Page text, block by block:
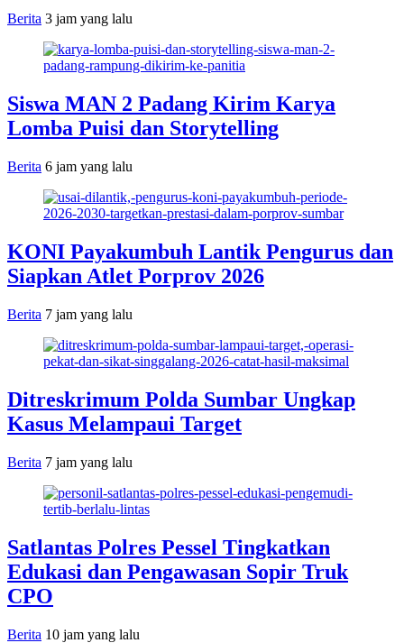
Berita 3 jam yang lalu
Siswa MAN 2 Padang Kirim Karya
Lomba Puisi dan Storytelling
Berita 6 jam yang lalu
KONI Payakumbuh Lantik Pengurus dan
Siapkan Atlet Porprov 2026
Berita 7 jam yang lalu
Ditreskrimum Polda Sumbar Ungkap
Kasus Melampaui Target
Berita 7 jam yang lalu
Satlantas Polres Pessel Tingkatkan
Edukasi dan Pengawasan Sopir Truk
CPO
Berita 10 jam yang lalu